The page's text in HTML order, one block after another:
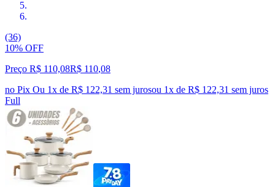
(36)
10% OFF
Preço R$ 110,08R$ 110,08
no Pix Ou 1x de R$ 122,31 sem jurosou 1x de R$ 122,31 sem juros
Full